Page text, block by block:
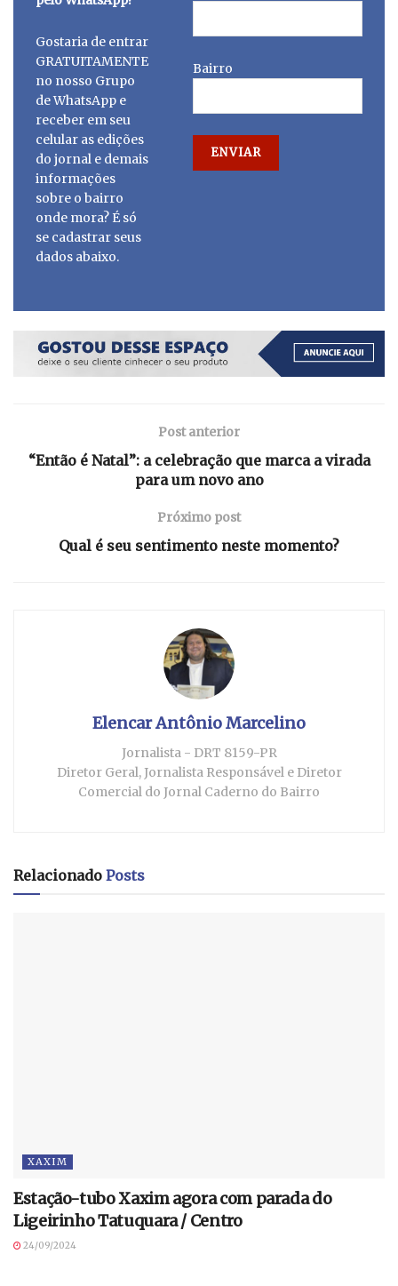
Gostaria de entrar
GRATUITAMENTE
no nosso Grupo
de WhatsApp e
receber em seu
celular as edições
do jornal e demais
informações
sobre o bairro
onde mora? É só
se cadastrar seus
dados abaixo.
Bairro
Post anterior
“Então é Natal”: a celebração que marca a virada
para um novo ano
Próximo post
Qual é seu sentimento neste momento?
Elencar Antônio Marcelino
Jornalista - DRT 8159-PR
Diretor Geral, Jornalista Responsável e Diretor
Comercial do Jornal Caderno do Bairro
Relacionado Posts
XAXIM
Estação-tubo Xaxim agora com parada do
Ligeirinho Tatuquara / Centro
24/09/2024